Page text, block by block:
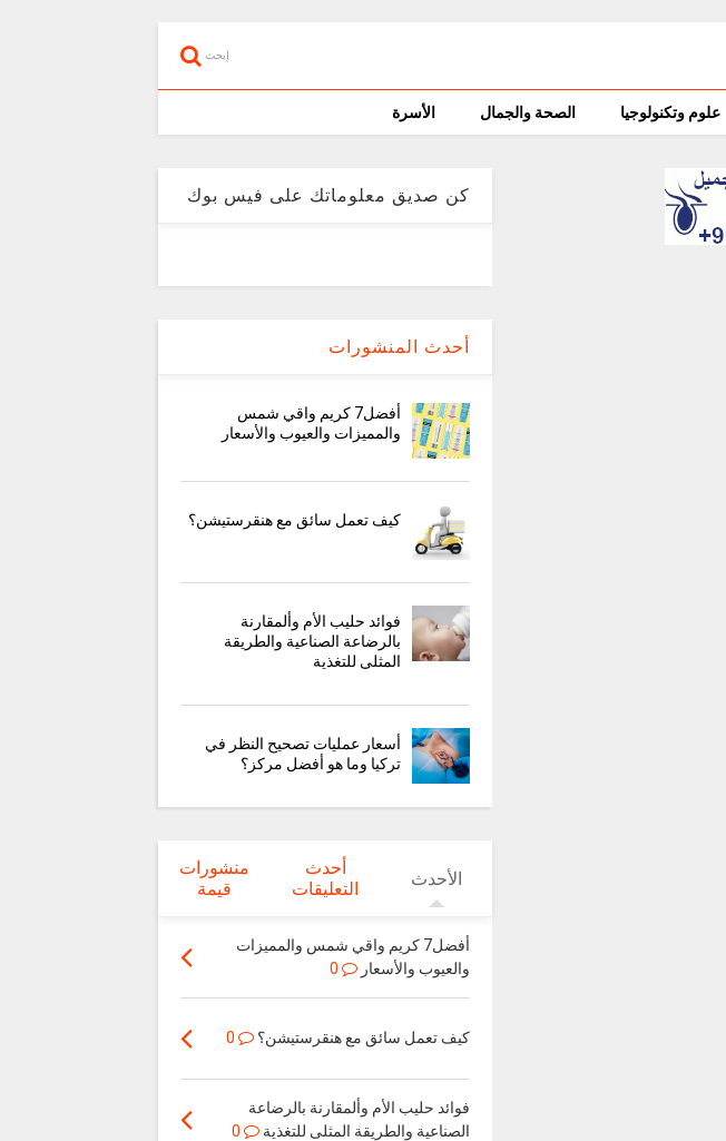
إبحث
علوم وتكنولوجيا الصحة والجمال الأسرة
كن صديق معلوماتك على فيس بوك
أحدث المنشورات
أفضل7 كريم واقي شمس
والمميزات والعيوب والأسعار
كيف تعمل سائق مع هنقرستيشن؟
فوائد حليب الأم وألمقارنة
بالرضاعة الصناعية والطريقة
المثلى للتغذية
أسعار عمليات تصحيح النظر في
تركيا وما هو أفضل مركز؟
الأحدث
أحدث
التعليقات
منشورات
قيمة
أفضل7 كريم واقي شمس والمميزات
والعيوب والأسعار
0
كيف تعمل سائق مع هنقرستيشن؟ 0
فوائد حليب الأم وألمقارنة بالرضاعة
الصناعية والطريقة المثلى للتغذية
0